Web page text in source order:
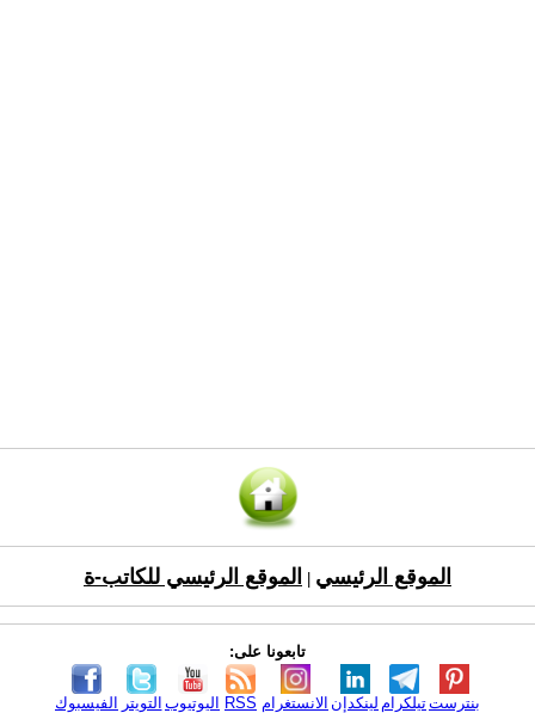
الموقع الرئيسي الموقع الرئيسي للكاتب-ة
تابعونا على:
الفيسبوك التويتر اليوتيوب RSS الانستغرام لينكدإن تيلكرامبنترست